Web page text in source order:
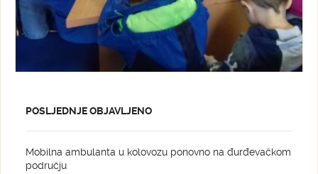
POSLJEDNJE OBJAVLJENO
Mobilna ambulanta u kolovozu ponovno na đurđevačkom
području